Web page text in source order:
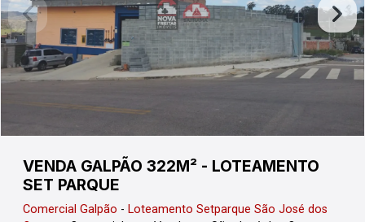
VENDA GALPÃO 322M² - LOTEAMENTO
SET PARQUE
Comercial Galpão - Loteamento Setparque São José dos